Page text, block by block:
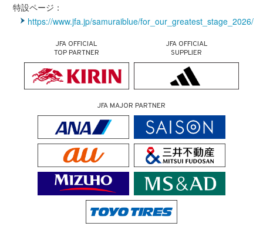
特設ページ：
https://www.jfa.jp/samuraiblue/for_our_greatest_stage_2026/
JFA OFFICIAL
TOP PARTNER
JFA OFFICIAL
SUPPLIER
JFA MAJOR PARTNER